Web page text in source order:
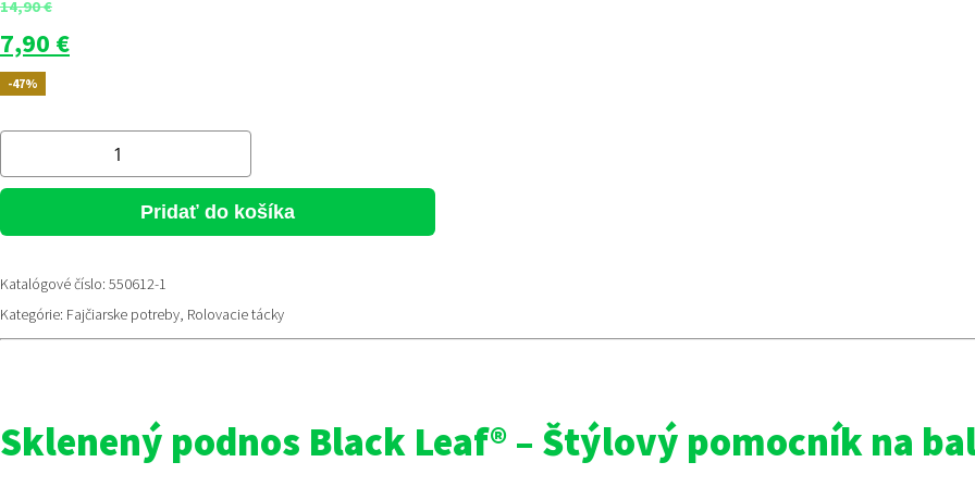
14,90€
Pôvodná
cena
7,90 €Aktuálna
7,90 €.
-47%
Black
Leaves
Pridať do košíka
Katalógové číslo: 550612-1
Kategórie: Fajčiarske potreby, Rolovacie tácky
Sklenený podnos Black Leaf® – Štýlový pomocník na